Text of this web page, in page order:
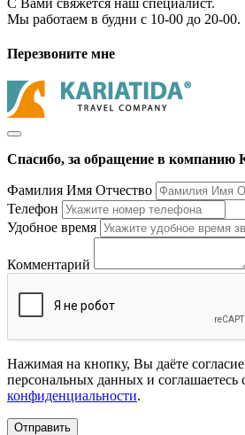
Мы работаем в будни с 10-00 до 20-00.
Перезвоните мне
Спасибо, за обращение в
Фамилия Имя Отчество
Телефон
Удобное время
Комментарий
Нажимая на кнопку, Вы даёте
персональных данных и соглашаетесь
конфиденциальности.
Отправить